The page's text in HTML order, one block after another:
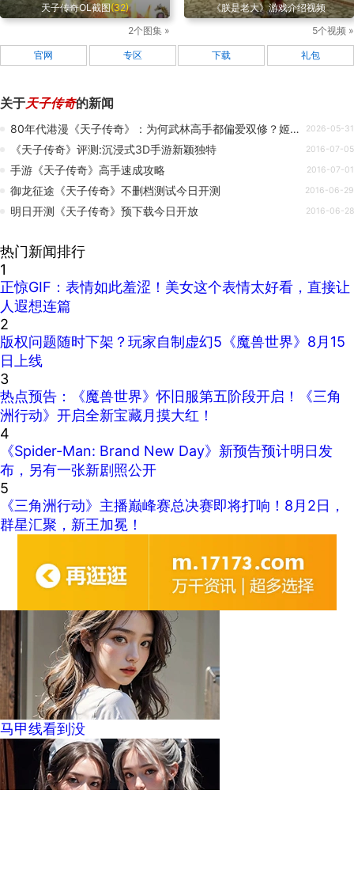
天子传奇OL截图(32)
2个图集 »
《朕是老大》游戏介绍视频
5个视频 »
官网 专区 下载 礼包
关于天子传奇的新闻
80年代港漫《天子传奇》：为何武林高手都偏爱双修？姬发也不能幸免？ 2026-05-31
《天子传奇》评测:沉浸式3D手游新颖独特 2016-07-05
手游《天子传奇》高手速成攻略 2016-07-01
御龙征途《天子传奇》不删档测试今日开测 2016-06-29
明日开测《天子传奇》预下载今日开放 2016-06-28
热门新闻排行
1
正惊GIF：表情如此羞涩！美女这个表情太好看，直接让
人遐想连篇
2
版权问题随时下架？玩家自制虚幻5《魔兽世界》8月15
日上线
3
热点预告：《魔兽世界》怀旧服第五阶段开启！《三角
洲行动》开启全新宝藏月摸大红！
4
《Spider-Man: Brand New Day》新预告预计明日发
布，另有一张新剧照公开
5
《三角洲行动》主播巅峰赛总决赛即将打响！8月2日，
群星汇聚，新王加冕！
马甲线看到没